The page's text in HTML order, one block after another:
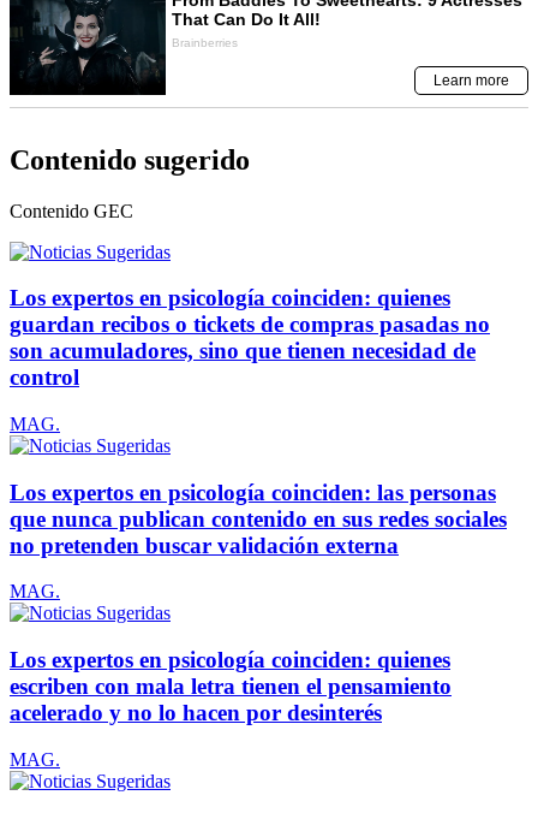
Contenido sugerido
Contenido GEC
Los expertos en psicología coinciden: quienes
guardan recibos o tickets de compras pasadas no
son acumuladores, sino que tienen necesidad de
control
MAG.
Los expertos en psicología coinciden: las personas
que nunca publican contenido en sus redes sociales
no pretenden buscar validación externa
MAG.
Los expertos en psicología coinciden: quienes
escriben con mala letra tienen el pensamiento
acelerado y no lo hacen por desinterés
MAG.